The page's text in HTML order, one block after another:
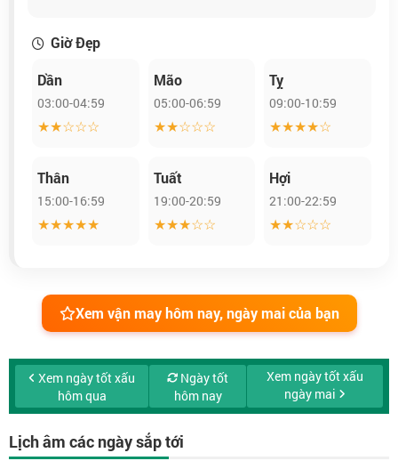
Giờ Đẹp
Dần
03:00-04:59
★★☆☆☆
Mão
05:00-06:59
★★☆☆☆
Tỵ
09:00-10:59
★★★★☆
Thân
15:00-16:59
★★★★★
Tuất
19:00-20:59
★★★☆☆
Hợi
21:00-22:59
★★☆☆☆
Xem vận may hôm nay, ngày mai của bạn
Xem ngày tốt xấu
hôm qua
Ngày tốt
hôm nay
Xem ngày tốt xấu
ngày mai
Lịch âm các ngày sắp tới